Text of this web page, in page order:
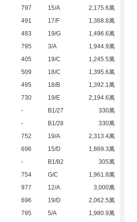
797 15/A
2,175.6萬
491 17/F
1,368.8萬
483 19/G
1,496.6萬
795 3/A
1,944.9萬
405 19/C
1,245.5萬
509 18/C
1,395.6萬
495 18/B
1,392.1萬
730 19/E
2,194.6萬
- B1/27
330萬
- B1/28
330萬
752 19/A
2,313.4萬
696 15/D
1,869.3萬
- B1/82
305萬
754 G/C
1,961.8萬
977 12/A
3,000萬
696 19/D
2,062.5萬
795 5/A
1,980.9萬